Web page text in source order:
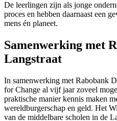
De leerlingen zijn als jonge
proces en hebben daarnaast een
mens én planeet.
Samenwerking met
Langstraat
In samenwerking met Rabobank
for Change al vijf jaar zoveel
praktische manier kennis maken
wereldburgerschap en geld. Het
van de middelbare scholen in de